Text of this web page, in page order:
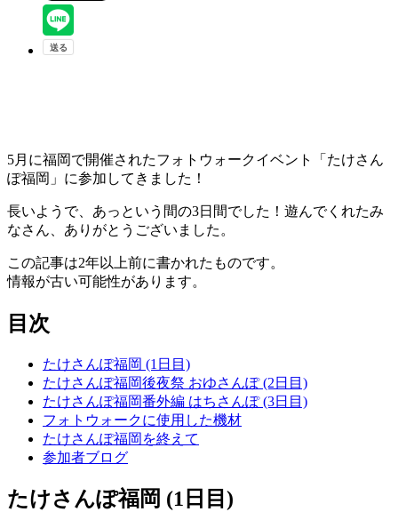
5月に福岡で開催されたフォトウォークイベント「たけさん
ぽ福岡」に参加してきました！
長いようで、あっという間の3日間でした！遊んでくれたみ
なさん、ありがとうございました。
この記事は2年以上前に書かれたものです。
情報が古い可能性があります。
目次
たけさんぽ福岡 (1日目)
たけさんぽ福岡後夜祭 おゆさんぽ (2日目)
たけさんぽ福岡番外編 はちさんぽ (3日目)
フォトウォークに使用した機材
たけさんぽ福岡を終えて
参加者ブログ
たけさんぽ福岡 (1日目)